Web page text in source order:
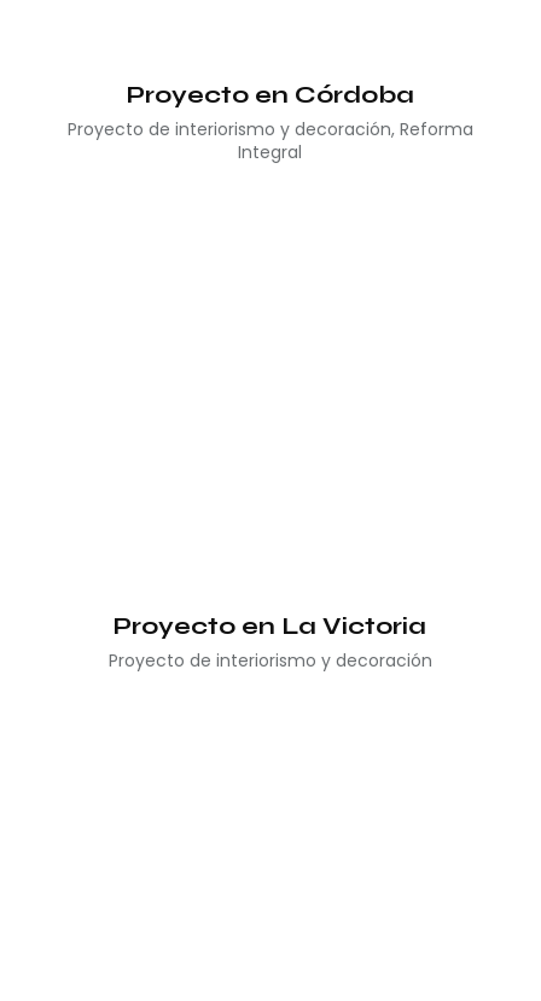
Proyecto en Córdoba
Proyecto de interiorismo y decoración, Reforma
Integral
Proyecto en La Victoria
Proyecto de interiorismo y decoración